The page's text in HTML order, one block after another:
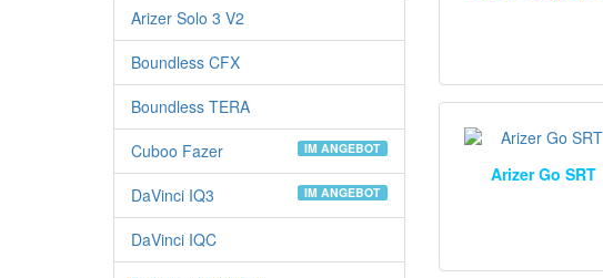
Arizer Go SRT
Arizer Solo 3 V2
Boundless CFX
Boundless TERA
Cuboo Fazer
IM ANGEBOT
DaVinci IQ3 IM ANGEBOT
DaVinci IQC